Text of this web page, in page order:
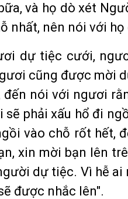
và họ dò xét
nhất, nên nói với họ
dự tiệc cưới,
cũng được mời
đến nói với ngươi
sẽ phải xấu hổ đi
vào chỗ rốt hết,
xin mời bạn lên
dự tiệc. Vì hễ ai
được nhắc lên".